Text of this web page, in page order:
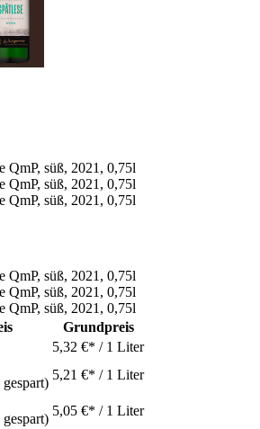
Grundpreis
5,32 €* / 1 Liter
5,21 €* / 1 Liter
5,05 €* / 1 Liter